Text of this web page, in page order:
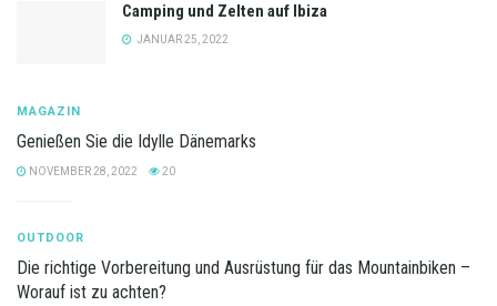
Camping und Zelten auf Ibiza
JANUAR 25, 2022
MAGAZIN
Genießen Sie die Idylle Dänemarks
NOVEMBER 28, 2022 20
OUTDOOR
Die richtige Vorbereitung und Ausrüstung für das Mountainbiken –
Worauf ist zu achten?